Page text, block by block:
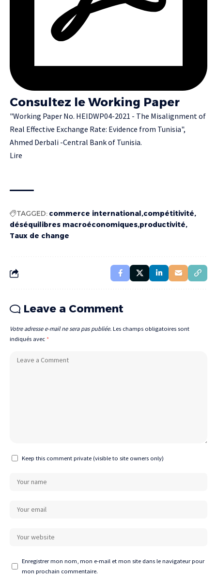
Consultez le Working Paper
"Working Paper No. HEIDWP04-2021 - The Misalignment of
Real Effective Exchange Rate: Evidence from Tunisia",
Ahmed Derbali -Central Bank of Tunisia.
Lire
TAGGED: commerce international compétitivité
déséquilibres macroéconomiques productivité
Taux de change
Leave a Comment
Votre adresse e-mail ne sera pas publiée. Les champs obligatoires sont
indiqués avec *
Keep this comment private (visible to site owners only)
Enregistrer mon nom, mon e-mail et mon site dans le navigateur pour
mon prochain commentaire.